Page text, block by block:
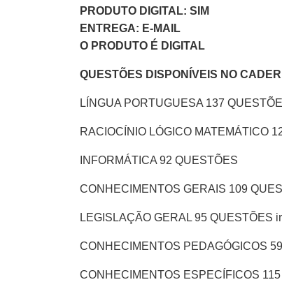
PRODUTO DIGITAL: SIM
ENTREGA: E-MAIL
O PRODUTO É DIGITAL
QUESTÕES DISPONÍVEIS NO
LÍNGUA PORTUGUESA 137
RACIOCÍNIO LÓGICO MATEMÁTICO
INFORMÁTICA 92 QUESTÕES
CONHECIMENTOS GERAIS 109
LEGISLAÇÃO GERAL 95 QUESTÕES
CONHECIMENTOS PEDAGÓGICOS
CONHECIMENTOS ESPECÍFICOS